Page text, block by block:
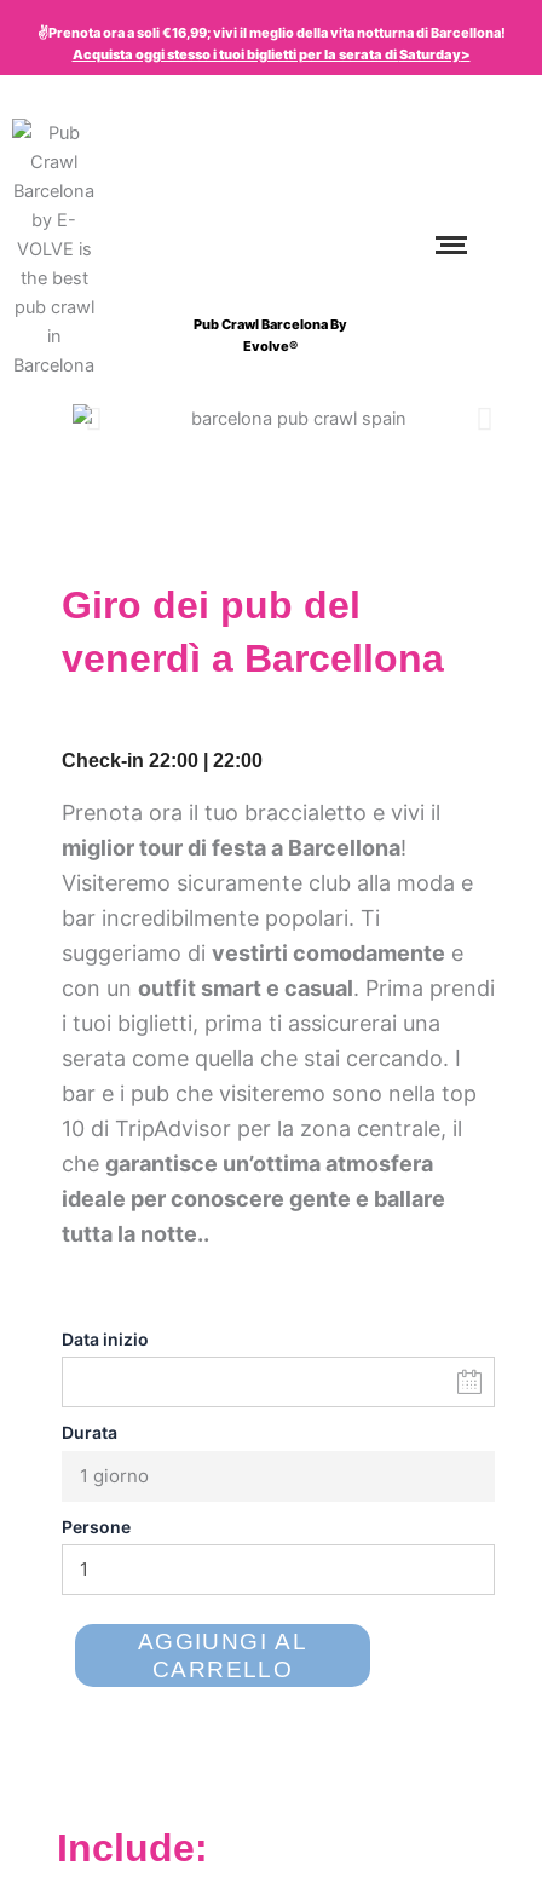
contenuto
✌️Prenota ora a soli €16,99; vivi il meglio della vita notturna di Barcellona!
Acquista oggi stesso i tuoi biglietti per la serata diSaturday>
Pub Crawl Barcelona By
Evolve®
Giro dei pub del
venerdì a Barcellona
Check-in 22:00 | 22:00
Prenota ora il tuo braccialetto e vivi il
miglior tour di festa a Barcellona!
Visiteremo sicuramente club alla moda e
bar incredibilmente popolari. Ti
suggeriamo di vestirti comodamente e
con un outfit smart e casual. Prima prendi
i tuoi biglietti, prima ti assicurerai una
serata come quella che stai cercando. I
bar e i pub che visiteremo sono nella top
10 di TripAdvisor per la zona centrale, il
che garantisce un’ottima atmosfera
ideale per conoscere gente e ballare
tutta la notte..
Data inizio
Durata
1 giorno
Persone
AGGIUNGI AL
CARRELLO
Include: